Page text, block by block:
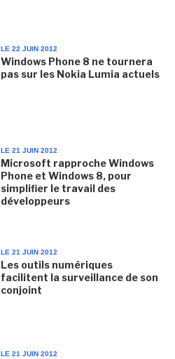
LE 22 JUIN 2012
Windows Phone 8 ne tournera
pas sur les Nokia Lumia actuels
LE 21 JUIN 2012
Microsoft rapproche Windows
Phone et Windows 8, pour
simplifier le travail des
développeurs
LE 21 JUIN 2012
Les outils numériques
facilitent la surveillance de son
conjoint
LE 21 JUIN 2012